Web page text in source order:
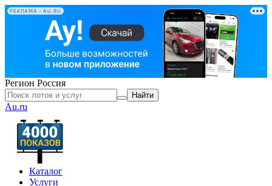
РЕКЛАМА • AU.RU
Регион Россия
Найти
Au.ru
Каталог
Услуги